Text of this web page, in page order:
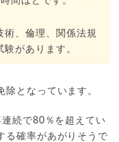
術、倫理、関係法規
があります。
となっています。
続で80％を超えてい
る確率があがりそうで